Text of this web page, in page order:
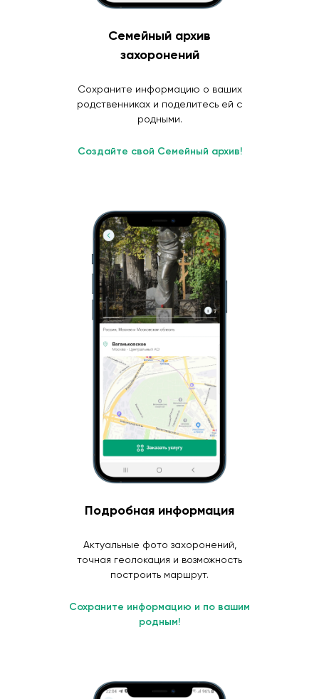
Семейный архив
захоронений
Сохраните информацию о ваших
родственниках и поделитесь ей с
родными.
Создайте свой Семейный архив!
Подробная информация
Актуальные фото захоронений,
точная геолокация и возможность
построить маршрут.
Сохраните информацию и по вашим
родным!